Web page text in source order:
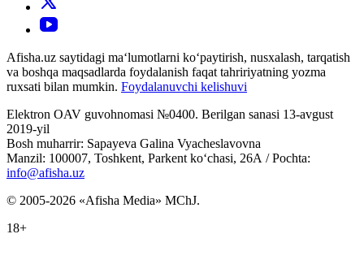
Afisha.uz saytidagi ma‘lumotlarni ko‘paytirish, nusxalash, tarqatish
va boshqa maqsadlarda foydalanish faqat tahririyatning yozma
ruxsati bilan mumkin. Foydalanuvchi kelishuvi
Elektron OAV guvohnomasi №0400. Berilgan sanasi 13-avgust
2019-yil
Bosh muharrir: Sapayeva Galina Vyacheslavovna
Manzil: 100007, Toshkent, Parkent ko‘chasi, 26А / Pochta:
info@afisha.uz
© 2005-2026 «Afisha Media» MChJ.
18+